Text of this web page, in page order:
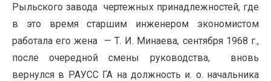
Рыльского завода чертежных принадлежностей, где
в это время старшим инженером экономистом
работала его жена — Т. И. Минаева, сентября 1968 г.,
после очередной смены руководства, вновь
вернулся в РАУСС ГА на должность и. о. начальника